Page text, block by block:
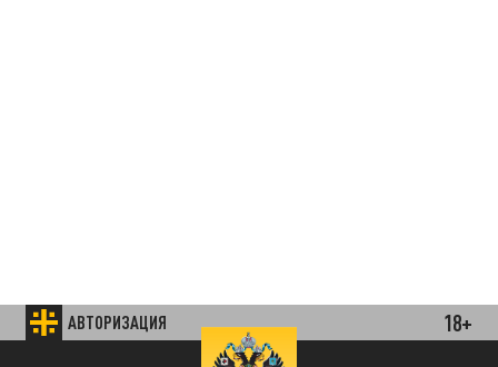
АВТОРИЗАЦИЯ 18+